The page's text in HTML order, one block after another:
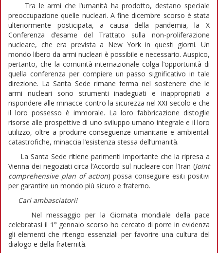
Tra le armi che l’umanità ha prodotto, destano speciale
preoccupazione quelle nucleari. A fine dicembre scorso è stata
ulteriormente posticipata, a causa della pandemia, la X
Conferenza d’esame del Trattato sulla non-proliferazione
nucleare, che era prevista a New York in questi giorni. Un
mondo libero da armi nucleari è possibile e necessario. Auspico,
pertanto, che la comunità internazionale colga l’opportunità di
quella conferenza per compiere un passo significativo in tale
direzione. La Santa Sede rimane ferma nel sostenere che le
armi nucleari sono strumenti inadeguati e inappropriati a
rispondere alle minacce contro la sicurezza nel XXI secolo e che
il loro possesso è immorale. La loro fabbricazione distoglie
risorse alle prospettive di uno sviluppo umano integrale e il loro
utilizzo, oltre a produrre conseguenze umanitarie e ambientali
catastrofiche, minaccia l’esistenza stessa dell’umanità.
La Santa Sede ritiene parimenti importante che la ripresa a
Vienna dei negoziati circa l’Accordo sul nucleare con l’Iran (Joint
comprehensive plan of action) possa conseguire esiti positivi
per garantire un mondo più sicuro e fraterno.
Cari ambasciatori!
Nel messaggio per la Giornata mondiale della pace
celebratasi il 1° gennaio scorso ho cercato di porre in evidenza
gli elementi che ritengo essenziali per favorire una cultura del
dialogo e della fraternità.